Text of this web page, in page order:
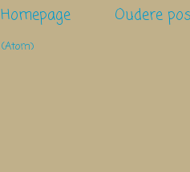
Oudere
Homepage